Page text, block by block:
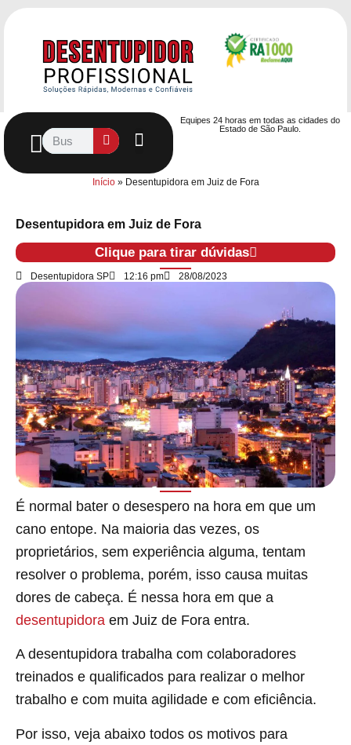
Equipes 24 horas em todas as cidades do
Estado de São Paulo.
Início» Desentupidora em Juiz de Fora
Desentupidora em Juiz de Fora
Clique para tirar dúvidas
Desentupidora SP 12:16 pm 28/08/2023
É normal bater o desespero na hora em que um
cano entope. Na maioria das vezes, os
proprietários, sem experiência alguma, tentam
resolver o problema, porém, isso causa muitas
dores de cabeça. É nessa hora em que a
desentupidora em Juiz de Fora entra.
A desentupidora trabalha com colaboradores
treinados e qualificados para realizar o melhor
trabalho e com muita agilidade e com eficiência.
Por isso, veja abaixo todos os motivos para